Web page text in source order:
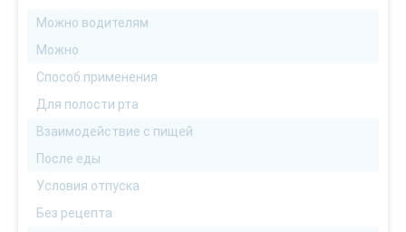
Можно водителям
Можно
Способ применения
Для полости рта
Взаимодействие с пищей
После еды
Условия отпуска
Без рецепта